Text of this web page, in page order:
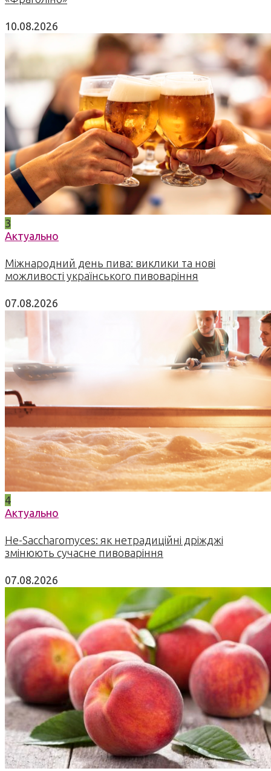
10.08.2026
3
Актуально
Міжнародний день пива: виклики та нові
можливості українського пивоваріння
07.08.2026
4
Актуально
Не-Saccharomyces: як нетрадиційні дріжджі
змінюють сучасне пивоваріння
07.08.2026